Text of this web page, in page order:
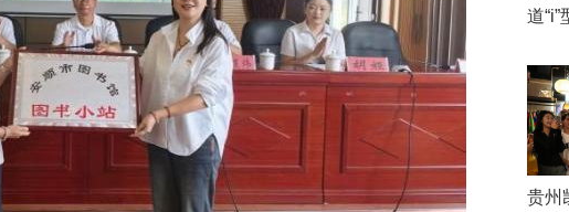
道“i”
贵州